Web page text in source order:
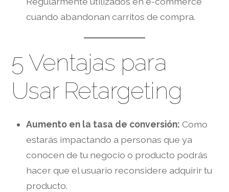
cuando abandonan carritos de compra.
5 Ventajas para
Usar Retargeting
Aumento en la tasa de conversión: Como
estarás impactando a personas que ya
conocen de tu negocio o producto podrás
hacer que el usuario reconsidere adquirir tu
producto.